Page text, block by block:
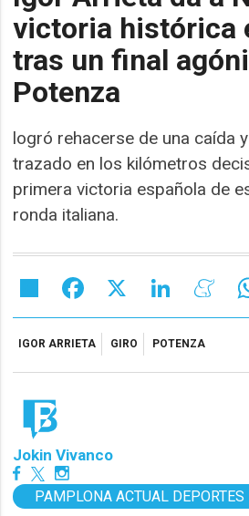
victoria histórica
tras un final
Potenza
logró rehacerse de una caída
trazado en los kilómetros
primera victoria española de
ronda italiana.
Share Facebook LinkedIn
IGOR ARRIETA GIRO POTENZA
Jokin Vivanco
PAMPLONA ACTUAL DEPORTES